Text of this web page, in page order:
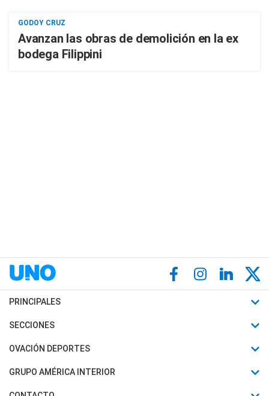
GODOY CRUZ
Avanzan las obras de demolición en la ex
bodega Filippini
PRINCIPALES
Últimas Noticias
Política
SECCIONES
Horóscopo
Motores
OVACIÓN DEPORTES
Fútbol
Mundial
GRUPO AMÉRICA INTERIOR